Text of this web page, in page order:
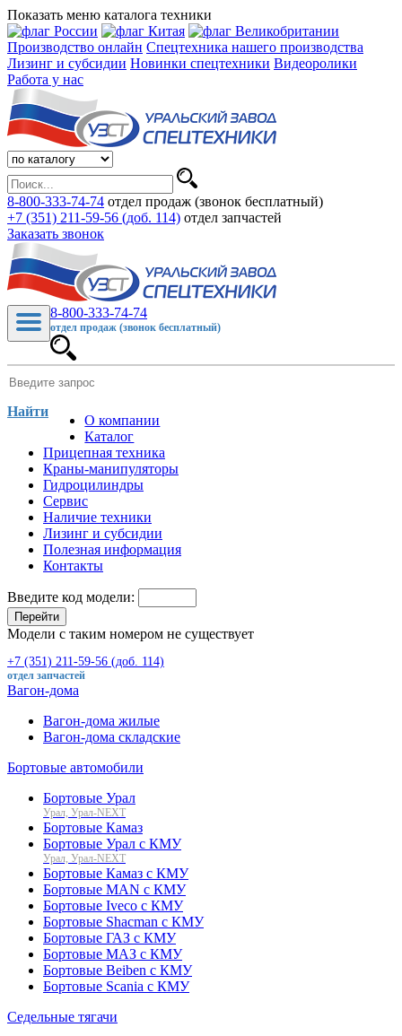
Показать меню каталога техники
Производство онлайн Спецтехника нашего производства
Лизинг и субсидии Новинки спецтехники Видеоролики
Работа у нас
8-800-333-74-74 отдел продаж (звонок бесплатный)
+7 (351) 211-59-56 (доб. 114) отдел запчастей
Заказать звонок
8-800-333-74-74
отдел продаж (звонок бесплатный)
Найти
О компании
Каталог
Прицепная техника
Краны-манипуляторы
Гидроцилиндры
Сервис
Наличие техники
Лизинг и субсидии
Полезная информация
Контакты
Введите код модели:
Перейти
Модели с таким номером не существует
+7 (351) 211-59-56 (доб. 114)
отдел запчастей
Вагон-дома
Вагон-дома жилые
Вагон-дома складские
Бортовые автомобили
Бортовые Урал
Урал, Урал-NEXT
Бортовые Камаз
Бортовые Урал с КМУ
Урал, Урал-NEXT
Бортовые Камаз с КМУ
Бортовые MAN с КМУ
Бортовые Iveco с КМУ
Бортовые Shacman с КМУ
Бортовые ГАЗ с КМУ
Бортовые МАЗ с КМУ
Бортовые Beiben с КМУ
Бортовые Scania с КМУ
Седельные тягачи